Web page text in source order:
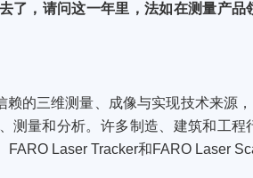
了，请问这一年里，法如在测量产
赖的三维测量、成像与实现技术来源
测量和分析。许多制造、建筑和工
FARO Laser Tracker和FARO Laser